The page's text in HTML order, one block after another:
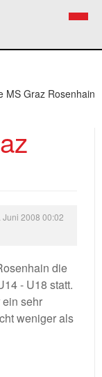
MS Graz Rosenhain
Juni 2008 00:02
die
- U18 statt.
sehr
weniger als